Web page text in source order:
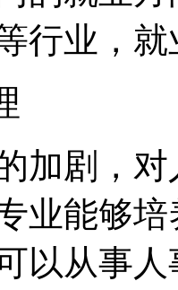
行业，
加剧，
业能够
以从事